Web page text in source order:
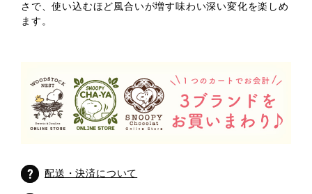
さで、使い込むほど風合いが増す味わい深い変化を楽しめ
ます。
配送・決済について